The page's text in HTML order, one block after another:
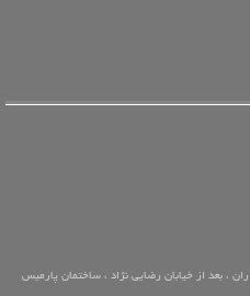
، بعد از خیابان رضایی نژاد ، ساختمان پارمیس